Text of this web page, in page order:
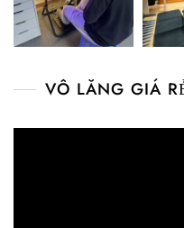
VÔ LĂNG GIÁ